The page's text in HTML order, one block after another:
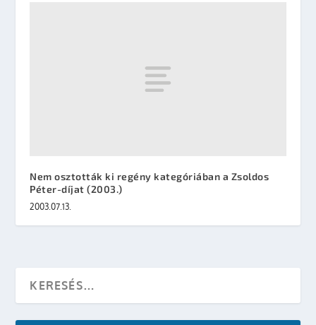
Nem osztották ki regény kategóriában a Zsoldos
Péter-díjat (2003.)
2003.07.13.